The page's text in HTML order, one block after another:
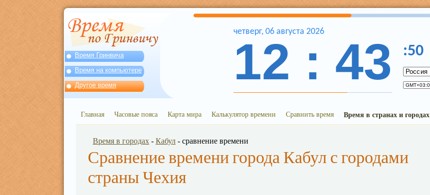
Время Гринвича
Время на компьютере
Другое время
четверг, 06 августа 2026
12 : 43 :50
Главная Часовые пояса Карта мира Калькулятор времени Сравнить время Время в странах и городах
Время в городах - Кабул - сравнение времени
Сравнение времени города Кабул с городами
страны Чехия